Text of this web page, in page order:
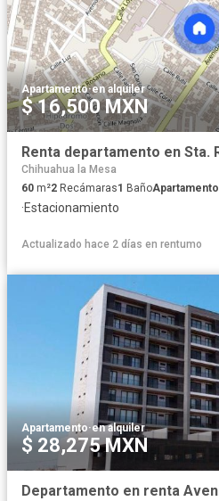
Apartamento·en alquiler
$ 16,500 MXN
Chihuahua la Mesa
60 m²2 Recámaras1 BañoApartamento
·Estacionamiento
Actualizado hace 2 días en rentumo
Apartamento·en alquiler
$ 28,275 MXN